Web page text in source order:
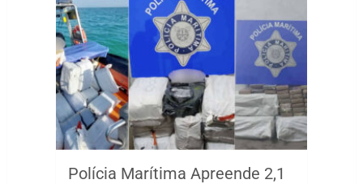
Polícia Marítima Apreende 2,1